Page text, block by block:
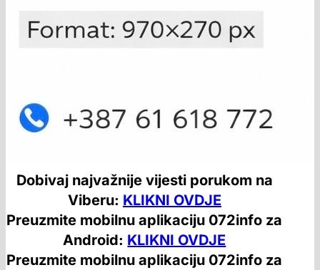
Dobivaj najvažnije vijesti porukom na
Viberu: KLIKNI OVDJE
Preuzmite mobilnu aplikaciju 072info za
Android: KLIKNI OVDJE
Preuzmite mobilnu aplikaciju 072info za